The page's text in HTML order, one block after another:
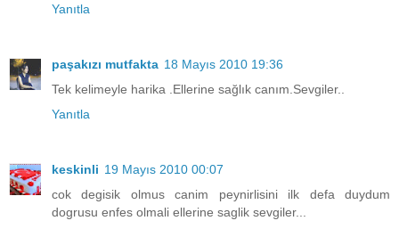
Yanıtla
paşakızı mutfakta 18 Mayıs 2010 19:36
Tek kelimeyle harika .Ellerine sağlık canım.Sevgiler..
Yanıtla
keskinli 19 Mayıs 2010 00:07
cok degisik olmus canim peynirlisini ilk defa duydum
dogrusu enfes olmali ellerine saglik sevgiler...